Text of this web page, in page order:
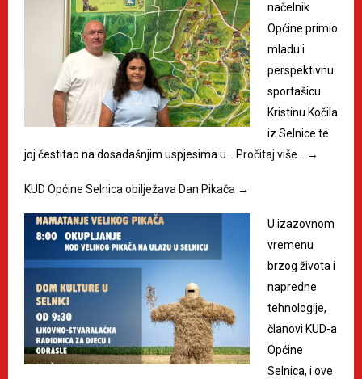
načelnik
Općine primio
mladu i
perspektivnu
sportašicu
Kristinu Kočila
iz Selnice te
joj čestitao na dosadašnjim uspjesima u…
Pročitaj više… →
KUD Općine Selnica obilježava Dan Pikača →
U izazovnom
vremenu
brzog života i
napredne
tehnologije,
članovi KUD-a
Općine
Selnica, i ove